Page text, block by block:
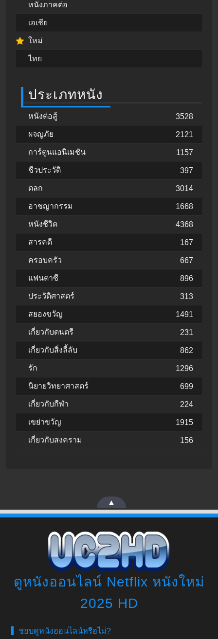
หนังภาคต่อ
เอเชีย
ใหม่
ไทย
ประเภทหนัง
หนังต่อสู้ 3528
ผจญภัย 2121
การ์ตูนแอนิเมชัน 1157
ชีวประวัติ 397
ตลก 3014
อาชญากรรม 1668
หนังชีวิต 4368
สารคดี 167
ครอบครัว 667
แฟนตาซี 896
ประวัติศาสตร์ 313
สยองขวัญ 1491
เกี่ยวกับดนตรี 231
เกี่ยวกับสิ่งลี้ลับ 862
รัก 1296
นิยายวิทยาศาสตร์ 699
เกี่ยวกับกีฬา 224
เขย่าขวัญ 1915
เกี่ยวกับสงคราม 156
▲
ดูหนังออนไลน์ Netflix หนังใหม่
2025 HD
ชอบดูหนังออนไลน์หรือไม่?